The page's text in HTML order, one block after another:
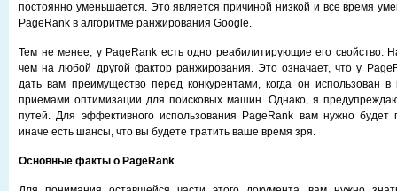
постоянно уменьшается. Это является причиной низкой и все время
PageRank в алгоритме ранжирования Google.
Тем не менее, у PageRank есть одно реабилитирующие его свойство.
чем на любой другой фактор ранжирования. Это означает, что у
дать вам преимущество перед конкурентами, когда он использован
приемами оптимизации для поисковых машин. Однако, я
путей. Для эффективного использования PageRank вам нужно будет
иначе есть шансы, что вы будете тратить ваше время зря.
Основные факты о PageRank